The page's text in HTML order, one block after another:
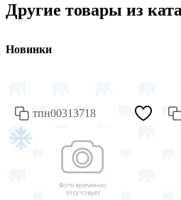
Другие товары из
Новинки
тпн00313718